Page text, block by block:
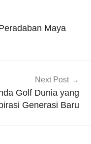
Maya
Next Post
Golf Dunia yang
Generasi Baru